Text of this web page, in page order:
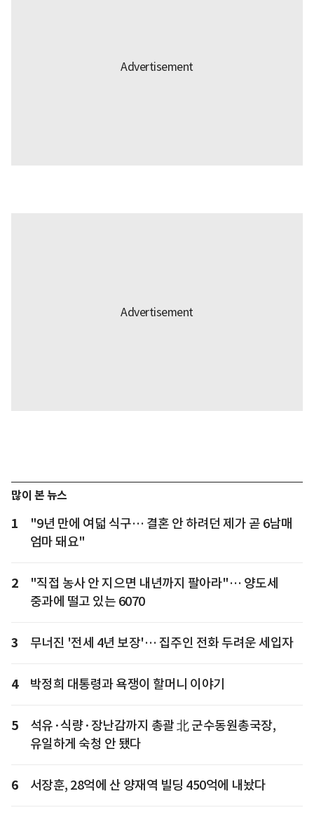
많이 본 뉴스
1
"9년 만에 여덟 식구… 결혼 안 하려던 제가 곧 6남매
엄마 돼요"
2
"직접 농사 안 지으면 내년까지 팔아라"… 양도세
중과에 떨고 있는 6070
3 무너진 '전세 4년 보장'… 집주인 전화 두려운 세입자
4 박정희 대통령과 욕쟁이 할머니 이야기
5
석유·식량·장난감까지 총괄 北 군수동원총국장,
유일하게 숙청 안 됐다
6 서장훈, 28억에 산 양재역 빌딩 450억에 내놨다